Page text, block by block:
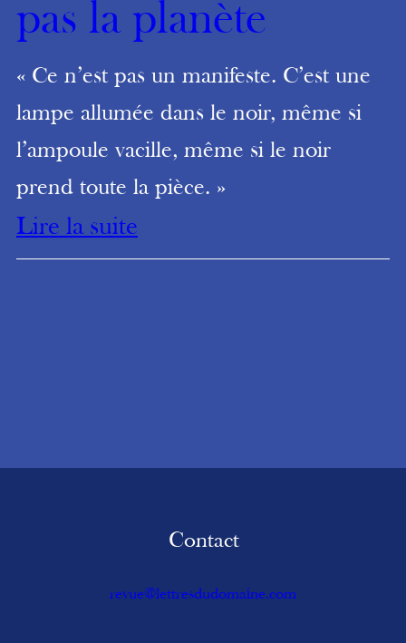
pas la planète
« Ce n’est pas un manifeste. C’est une
lampe allumée dans le noir, même si
l’ampoule vacille, même si le noir
prend toute la pièce. »
Lire la suite
Contact
revue@lettresdudomaine.com